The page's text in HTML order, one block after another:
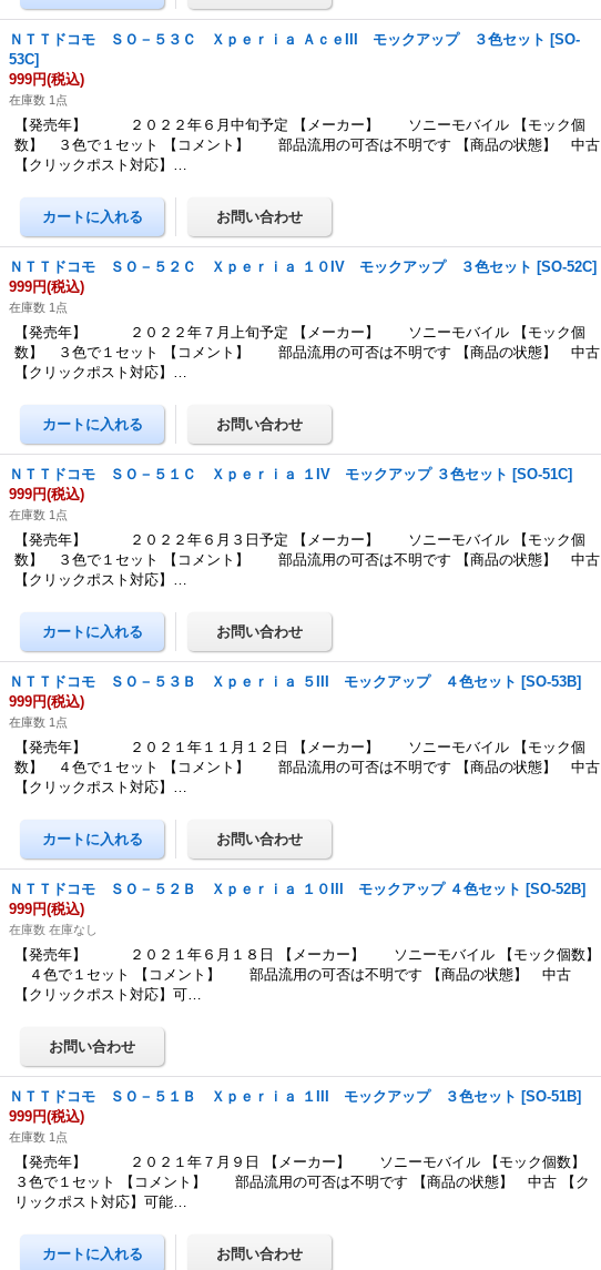
ＮＴＴドコモ ＳＯ－５３Ｃ Ｘｐｅｒｉａ ＡｃｅIII モックアップ ３色セット [SO-
53C]
999円(税込)
在庫数 1点
【発売年】 ２０２２年６月中旬予定 【メーカー】 ソニーモバイル 【モック個
数】 ３色で１セット 【コメント】 部品流用の可否は不明です 【商品の状態】 中古
【クリックポスト対応】…
ＮＴＴドコモ ＳＯ－５２Ｃ Ｘｐｅｒｉａ １０IV モックアップ ３色セット [SO-52C]
999円(税込)
在庫数 1点
【発売年】 ２０２２年７月上旬予定 【メーカー】 ソニーモバイル 【モック個
数】 ３色で１セット 【コメント】 部品流用の可否は不明です 【商品の状態】 中古
【クリックポスト対応】…
ＮＴＴドコモ ＳＯ－５１Ｃ Ｘｐｅｒｉａ １IV モックアップ ３色セット [SO-51C]
999円(税込)
在庫数 1点
【発売年】 ２０２２年６月３日予定 【メーカー】 ソニーモバイル 【モック個
数】 ３色で１セット 【コメント】 部品流用の可否は不明です 【商品の状態】 中古
【クリックポスト対応】…
ＮＴＴドコモ ＳＯ－５３Ｂ Ｘｐｅｒｉａ ５III モックアップ ４色セット [SO-53B]
999円(税込)
在庫数 1点
【発売年】 ２０２１年１１月１２日 【メーカー】 ソニーモバイル 【モック個
数】 ４色で１セット 【コメント】 部品流用の可否は不明です 【商品の状態】 中古
【クリックポスト対応】…
ＮＴＴドコモ ＳＯ－５２Ｂ Ｘｐｅｒｉａ １０III モックアップ ４色セット [SO-52B]
999円(税込)
在庫数 在庫なし
【発売年】 ２０２１年６月１８日 【メーカー】 ソニーモバイル 【モック個数】
４色で１セット 【コメント】 部品流用の可否は不明です 【商品の状態】 中古
【クリックポスト対応】可…
ＮＴＴドコモ ＳＯ－５１Ｂ Ｘｐｅｒｉａ １III モックアップ ３色セット [SO-51B]
999円(税込)
在庫数 1点
【発売年】 ２０２１年７月９日 【メーカー】 ソニーモバイル 【モック個数】
３色で１セット 【コメント】 部品流用の可否は不明です 【商品の状態】 中古 【ク
リックポスト対応】可能…